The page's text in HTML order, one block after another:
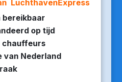
LuchthavenExpress
op tijd
chauffeurs
van Nederland